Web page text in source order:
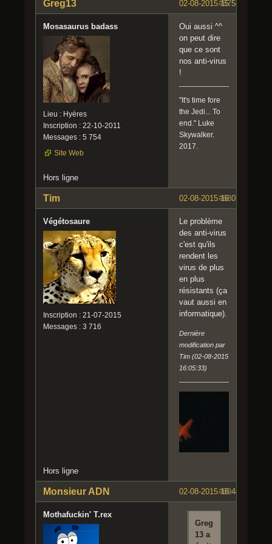
#67
02-08-2015 15:58:39
Greg13
Mosasaurus badass
Lieu : Hyères
Inscription : 22-10-2011
Messages : 5 754
Site Web
Oui aussi ^^
on peut dire
que ce sont
nos anti-virus
!
"It's time fore
the Jedi... To
end." Luke
Skywalker.
2017.
Hors ligne
#68
02-08-2015 16:05:06
Tim
Végétosaure
Inscription : 21-07-2015
Messages : 3 716
Le problème
des anti-virus
c'est qu'ils
rendent les
virus de plus
en plus
résistants (ça
vaut aussi en
informatique).
Dernière
modification par
Tim (02-08-2015
16:05:33)
Hors ligne
#69
02-08-2015 18:44:47
Monsieur ADN
Mothafuckin' T.rex
Greg
13 a